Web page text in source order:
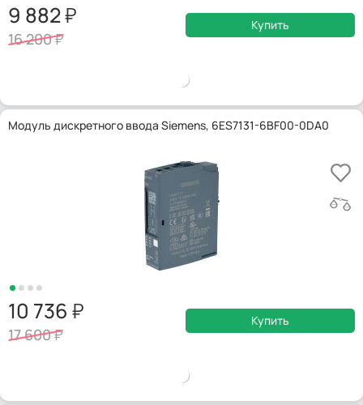
9 882
16 200
Купить
Модуль дискретного ввода Siemens, 6ES7131-6BF00-0DA0
10 736
17 600
Купить